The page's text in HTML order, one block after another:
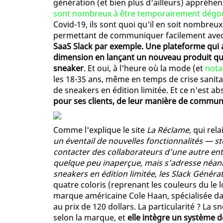
génération (et bien plus d'ailleurs)
sont nombreux à être temporairement
Covid-19, ils sont quoi qu'il en soit
permettant de communiquer facilement
SaaS Slack par exemple. Une plateforme
dimension en lançant un nouveau produit
sneaker. Et oui, à l'heure où la mode (et
les 18-35 ans, même en temps de crise
de sneakers en édition limitée. Et ce n'est
pour ses clients, de leur manière de
Comme l'explique le site La Réclame, qui
un éventail de nouvelles fonctionnalités —
contacter des collaborateurs d’une autre
quelque peu inaperçue, mais s’adresse
sneakers en édition limitée, les Slack
quatre coloris (reprenant les couleurs du le
marque américaine Cole Haan, spécialisée
au prix de 120 dollars. La particularité ? La
selon la marque, et elle intègre un système